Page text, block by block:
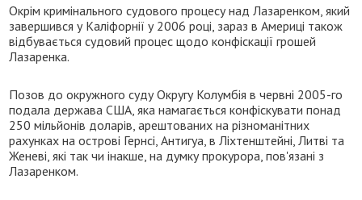
Окрім кримінального судового процесу над Лазаренком, який
завершився у Каліфорнії у 2006 році, зараз в Америці також
відбувається судовий процес щодо конфіскації грошей
Лазаренка.
Позов до окружного суду Округу Колумбія в червні 2005-го
подала держава США, яка намагається конфіскувати понад
250 мільйонів доларів, арештованих на різноманітних
рахунках на острові Гернсі, Антигуа, в Ліхтенштейні, Литві та
Женеві, які так чи інакше, на думку прокурора, пов'язані з
Лазаренком.